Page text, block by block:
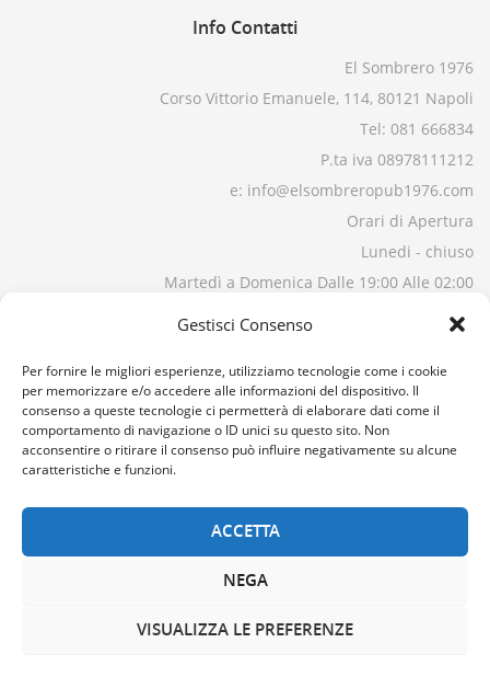
Gestisci Consenso
Per fornire le migliori esperienze, utilizziamo tecnologie come i cookie
per memorizzare e/o accedere alle informazioni del dispositivo. Il
consenso a queste tecnologie ci permetterà di elaborare dati come il
comportamento di navigazione o ID unici su questo sito. Non
acconsentire o ritirare il consenso può influire negativamente su alcune
caratteristiche e funzioni.
ACCETTA
NEGA
VISUALIZZA LE PREFERENZE
Info Contatti
El Sombrero 1976
Corso Vittorio Emanuele, 114, 80121 Napoli
Tel: 081 666834
P.ta iva 08978111212
e: info@elsombreropub1976.com
Orari di Apertura
Lunedi - chiuso
Martedì a Domenica Dalle 19:00 Alle 02:00